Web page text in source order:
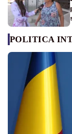
POLITICA